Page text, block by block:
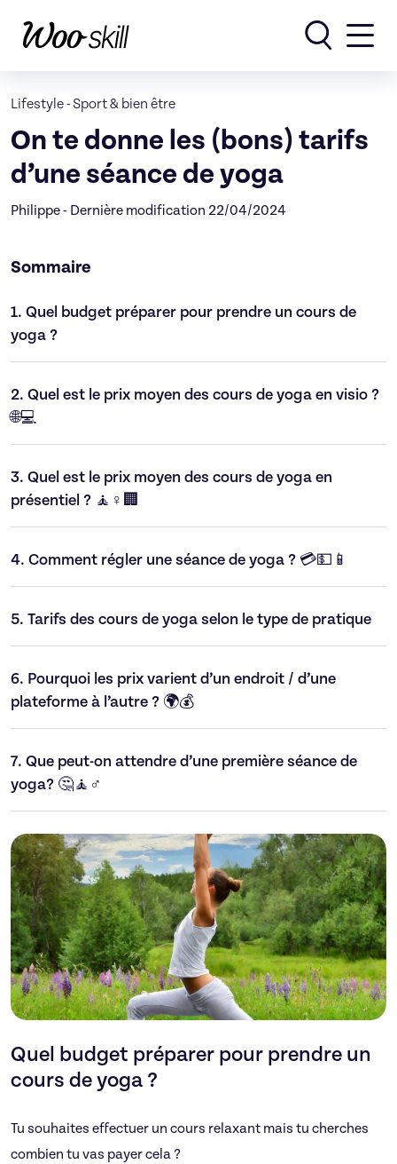
Lifestyle- Sport & bien être
On te donne les (bons) tarifs
d’une séance de yoga
Philippe - Dernière modification 22/04/2024
Sommaire
1. Quel budget préparer pour prendre un cours de
yoga ?
2. Quel est le prix moyen des cours de yoga en visio ?
🌐💻
3. Quel est le prix moyen des cours de yoga en
présentiel ? 🧘♀️🏢
4. Comment régler une séance de yoga ? 💳💵📱
5. Tarifs des cours de yoga selon le type de pratique
6. Pourquoi les prix varient d’un endroit / d’une
plateforme à l’autre ? 🌍💰
7. Que peut-on attendre d’une première séance de
yoga? 🤔🧘♂️
Quel budget préparer pour prendre un
cours de yoga ?
Tu souhaites effectuer un cours relaxant mais tu cherches
combien tu vas payer cela ?